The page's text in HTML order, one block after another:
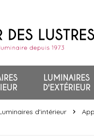
LUMINAIRES
D'EXTÉRIEUR
d'intérieur chevron_right